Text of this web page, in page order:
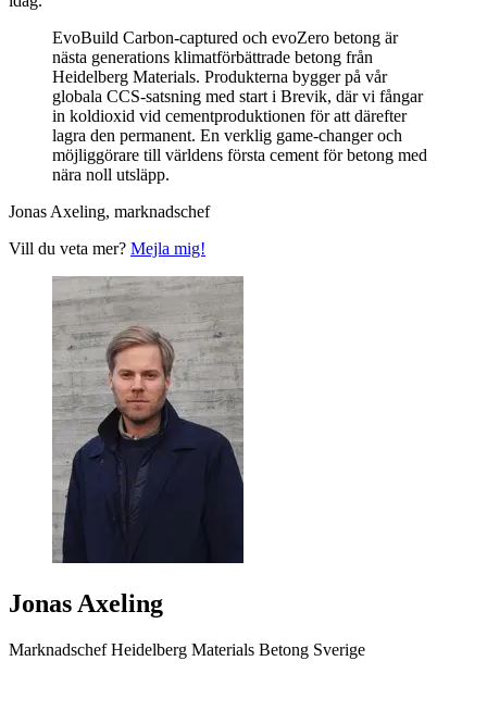
EvoBuild Carbon-captured och evoZero betong är
nästa generations klimatförbättrade betong från
Heidelberg Materials. Produkterna bygger på vår
globala CCS-satsning med start i Brevik, där vi fångar
in koldioxid vid cementproduktionen för att därefter
lagra den permanent. En verklig game-changer och
möjliggörare till världens första cement för betong med
nära noll utsläpp.
Jonas Axeling, marknadschef
Vill du veta mer? Mejla mig!
Jonas Axeling
Marknadschef Heidelberg Materials Betong Sverige